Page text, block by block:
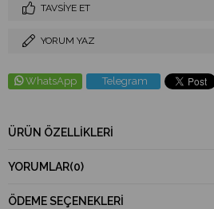
TAVSIYE ET
YORUM YAZ
WhatsApp Telegram
ÜRÜN ÖZELLIKLERI
YORUMLAR(0)
ÖDEME SEÇENEKLERI